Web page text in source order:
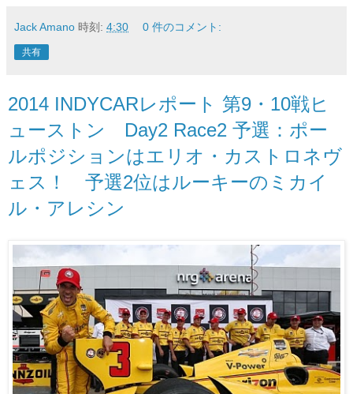
Jack Amano 時刻: 4:30 0 件のコメント:
共有
2014 INDYCARレポート 第9・10戦ヒ
ューストン Day2 Race2 予選：ポー
ルポジションはエリオ・カストロネヴ
ェス！ 予選2位はルーキーのミカイ
ル・アレシン